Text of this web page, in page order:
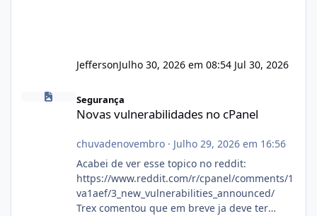
JeffersonJulho 30, 2026 em 08:54 Jul 30, 2026
Novas vulnerabilidades no cPanel
Segurança
Novas vulnerabilidades no cPanel
chuvadenovembro· Julho 29, 2026 em 16:56
Acabei de ver esse topico no reddit:
https://www.reddit.com/r/cpanel/comments/1
va1aef/3_new_vulnerabilities_announced/
Trex comentou que em breve ja deve ter